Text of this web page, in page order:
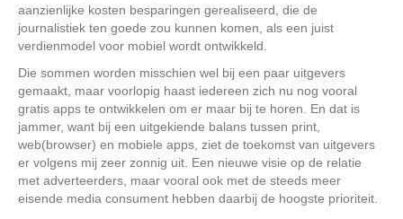
aanzienlijke kosten besparingen gerealiseerd, die de
journalistiek ten goede zou kunnen komen, als een juist
verdienmodel voor mobiel wordt ontwikkeld.
Die sommen worden misschien wel bij een paar uitgevers
gemaakt, maar voorlopig haast iedereen zich nu nog vooral
gratis apps te ontwikkelen om er maar bij te horen. En dat is
jammer, want bij een uitgekiende balans tussen print,
web(browser) en mobiele apps, ziet de toekomst van uitgevers
er volgens mij zeer zonnig uit. Een nieuwe visie op de relatie
met adverteerders, maar vooral ook met de steeds meer
eisende media consument hebben daarbij de hoogste prioriteit.